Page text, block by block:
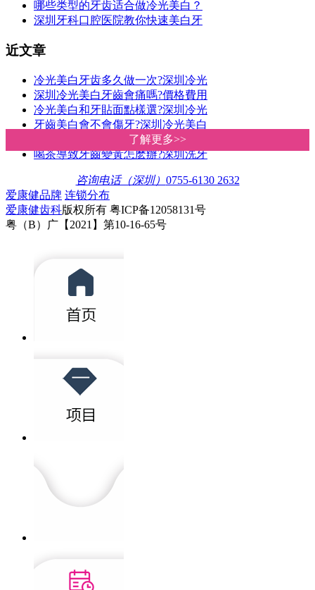
了解更多>>
了解更多>>
哪些类型的牙齿适合做冷光美白？
深圳牙科口腔医院教你快速美白牙
近文章
冷光美白牙齿多久做一次?深圳冷光
深圳冷光美白牙齒會痛嗎?價格費用
冷光美白和牙貼面點樣選?深圳冷光
牙齒美白會不會傷牙?深圳冷光美白
你的牙齒適合做冷光美白嗎?深圳愛
喝茶導致牙齒變黃怎麽辦?深圳洗牙
咨询电话（深圳） 0755-6130 2632
爱康健品牌 连锁分布
爱康健齿科版权所有 粤ICP备12058131号
粤（B）广【2021】第10-16-65号